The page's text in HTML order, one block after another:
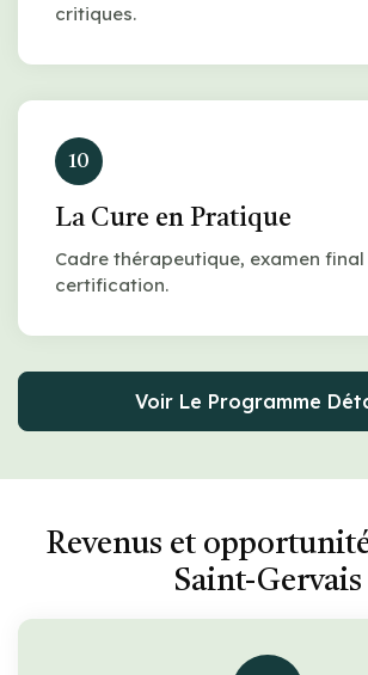
critiques.
10
La Cure en Pratique
Cadre thérapeutique, examen
certification.
Voir Le Programme
Revenus et
Saint-Gervais